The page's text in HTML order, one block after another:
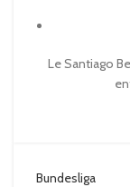
Le Santiago
Bundesliga